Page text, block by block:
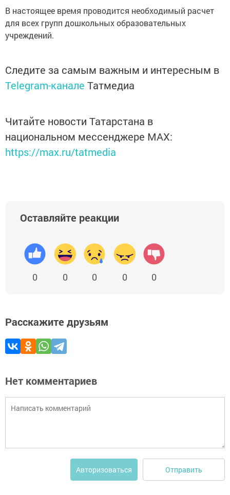
В настоящее время проводится необходимый расчет
для всех групп дошкольных образовательных
учреждений.
Следите за самым важным и интересным в
Telegram-канале Татмедиа
Читайте новости Татарстана в
национальном мессенджере MАХ:
https://max.ru/tatmedia
Оставляйте реакции
0 0 0 0 0
Расскажите друзьям
Нет комментариев
Авторизоваться Отправить